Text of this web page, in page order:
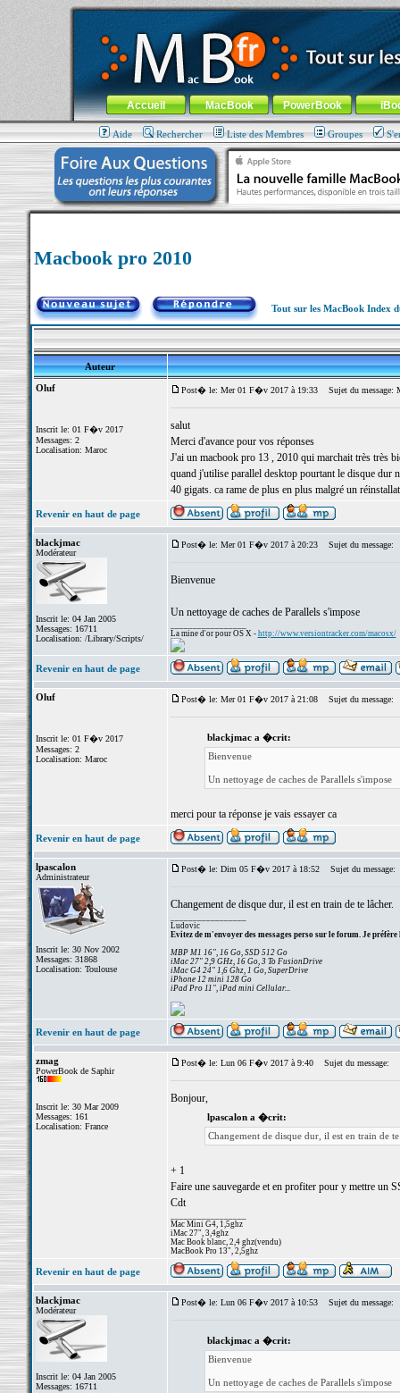
MacBook-fr.com : 100% Apple... 100% nomade !
Aller au contenu-Aller au menu général-Aller au menu de
Menu général
Accueil MacBook PowerBook
Aide Rechercher Liste des Membres Groupes
Macbook pro 2010
Tout sur les MacBook Index
Auteur
Oluf
Inscrit le: 01 F�v 2017
Messages: 2
Localisation: Maroc
Post� le: Mer 01 F�v 2017 à 19:33 Sujet du message:
salut
Merci d'avance pour vos réponses
J'ai un macbook pro 13 , 2010 qui marchait très très
quand j'utilise parallel desktop pourtant le disque dur
40 gigats. ca rame de plus en plus malgré un
Revenir en haut de page
blackjmac
Modérateur
Inscrit le: 04 Jan 2005
Messages: 16711
Localisation: /Library/Scripts/
Post� le: Mer 01 F�v 2017 à 20:23 Sujet du message:
Bienvenue
Un nettoyage de caches de Parallels s'impose
La mine d'or pour OS X - http://www.versiontracker.com/macosx/
Revenir en haut de page
Oluf
Inscrit le: 01 F�v 2017
Messages: 2
Localisation: Maroc
Post� le: Mer 01 F�v 2017 à 21:08 Sujet du message:
blackjmac a �crit:
Bienvenue
Un nettoyage de caches de Parallels s'impose
merci pour ta réponse je vais essayer ca
Revenir en haut de page
lpascalon
Administrateur
Inscrit le: 30 Nov 2002
Messages: 31868
Localisation: Toulouse
Post� le: Dim 05 F�v 2017 à 18:52 Sujet du message:
Changement de disque dur, il est en train de te lâcher.
Ludovic
Evitez de m'envoyer des messages perso sur le forum. Je préfère
MBP M1 16", 16 Go, SSD 512 Go
iMac 27" 2,9 GHz, 16 Go, 3 To FusionDrive
iMac G4 24" 1,6 Ghz, 1 Go, SuperDrive
iPhone 12 mini 128 Go
iPad Pro 11", iPad mini Cellular...
Revenir en haut de page
zmag
PowerBook de Saphir
Inscrit le: 30 Mar 2009
Messages: 161
Localisation: France
Post� le: Lun 06 F�v 2017 à 9:40 Sujet du message:
Bonjour,
lpascalon a �crit:
Changement de disque dur, il est en train de
+ 1
Faire une sauvegarde et en profiter pour y mettre un
Cdt
Mac Mini G4, 1,5ghz
iMac 27", 3,4ghz
Mac Book blanc, 2,4 ghz(vendu)
MacBook Pro 13", 2,5ghz
Revenir en haut de page
blackjmac
Modérateur
Inscrit le: 04 Jan 2005
Messages: 16711
Post� le: Lun 06 F�v 2017 à 10:53 Sujet du message:
blackjmac a �crit:
Bienvenue
Un nettoyage de caches de Parallels s'impose